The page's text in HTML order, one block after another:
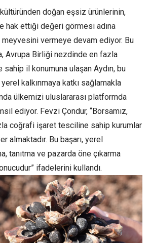
kültüründen doğan eşsiz ürünlerinin,
hak ettiği değeri görmesi adına
meyvesini vermeye devam ediyor. Bu
Avrupa Birliği nezdinde en fazla
il konumuna ulaşan Aydın, bu
yerel kalkınmaya katkı sağlamakla
ülkemizi uluslararası platformda
ediyor. Fevzi Çondur, “Borsamız,
coğrafi işaret tesciline sahip kurumlar
almaktadır. Bu başarı, yerel
tanıtma ve pazarda öne çıkarma
ifadelerini kullandı.